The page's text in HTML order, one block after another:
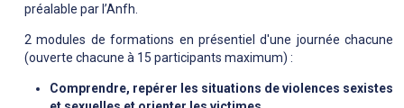
préalable par l’Anfh.
2 modules de formations en présentiel d'une journée chacune
(ouverte chacune à 15 participants maximum) :
Comprendre, repérer les situations de violences sexistes